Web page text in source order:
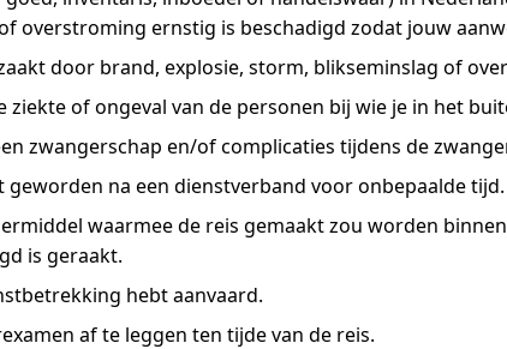
overstroming ernstig is beschadigd zodat jouw
door brand, explosie, storm, blikseminslag of
ziekte of ongeval van de personen bij wie je in het
zwangerschap en/of complicaties tijdens de
na een dienstverband voor onbepaalde tijd.
waarmee de reis gemaakt zou worden
is geraakt.
hebt aanvaard.
af te leggen ten tijde van de reis.